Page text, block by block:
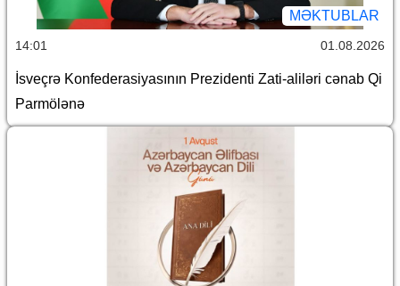
MƏKTUBLAR
14:01 01.08.2026
İsveçrə Konfederasiyasının Prezidenti Zati-aliləri cənab Qi
Parmölənə